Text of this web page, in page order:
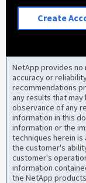
Create
NetApp provides
accuracy or
recommendations
any results that
observance of any
information in this
information or the
techniques herein
the customer's
customer's
information
the NetApp